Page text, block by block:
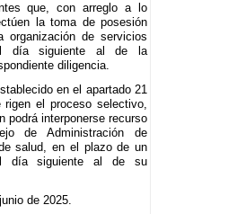
que, con arreglo a lo
la toma de posesión
organización de servicios
día siguiente al de la
diligencia.
en el apartado 21
el proceso selectivo,
podrá interponerse recurso
de Administración de
salud, en el plazo de un
día siguiente al de su
de 2025.